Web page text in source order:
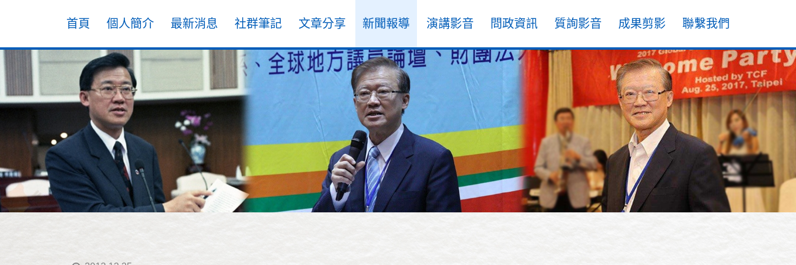
首頁 個人簡介 最新消息 社群筆記 文章分享 新聞報導 演講影音 問政資訊 質詢影音 成果剪影 聯繫我們